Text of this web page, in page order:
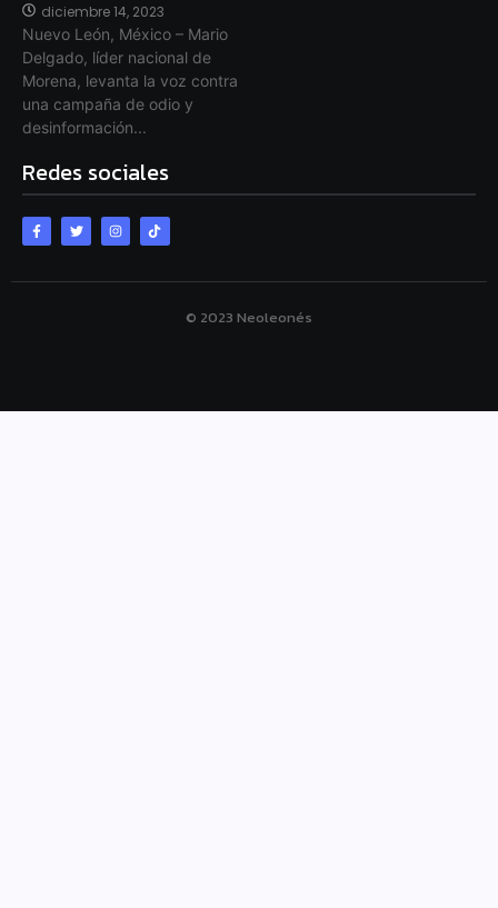
diciembre 14, 2023
Nuevo León, México – Mario
Delgado, líder nacional de
Morena, levanta la voz contra
una campaña de odio y
desinformación...
Redes sociales
© 2023 Neoleonés